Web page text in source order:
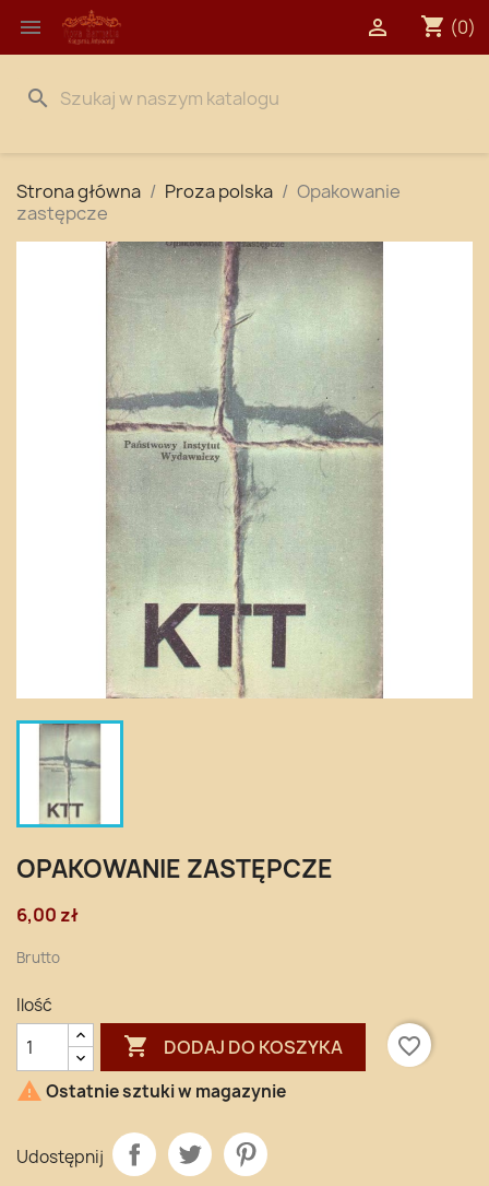
 shopping_cart (0)

search
Strona główna Proza polska
Opakowanie
zastępcze
OPAKOWANIE ZASTĘPCZE
6,00 zł
Brutto
Ilość
 DODAJ DO KOSZYKA
favorite_border
 Ostatnie sztuki w magazynie
Udostępnij